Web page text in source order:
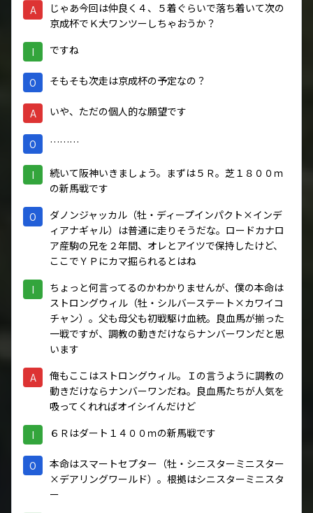
A
じゃあ今回は仲良く４、５着ぐらいで落ち着いて次の
京成杯でＫ大ワンツーしちゃおうか？
I ですね
O そもそも次走は京成杯の予定なの？
A いや、ただの個人的な願望です
O ………
I
続いて阪神いきましょう。まずは５Ｒ。芝１８００ｍ
の新馬戦です
O
ダノンジャッカル（牡・ディープインパクト×インデ
ィアナギャル）は普通に走りそうだな。ロードカナロ
ア産駒の兄を２年間、オレとアイツで保持したけど、
ここでＹＰにカマ掘られるとはね
I
ちょっと何言ってるのかわかりませんが、僕の本命は
ストロングウィル（牡・シルバーステート×カワイコ
チャン）。父も母父も初戦駆け血統。良血馬が揃った
一戦ですが、調教の動きだけならナンバーワンだと思
います
A
俺もここはストロングウィル。Ｉの言うように調教の
動きだけならナンバーワンだね。良血馬たちが人気を
吸ってくれればオイシイんだけど
I ６Ｒはダート１４００ｍの新馬戦です
O
本命はスマートセプター（牡・シニスターミニスター
×デアリングワールド）。根拠はシニスターミニスタ
ー